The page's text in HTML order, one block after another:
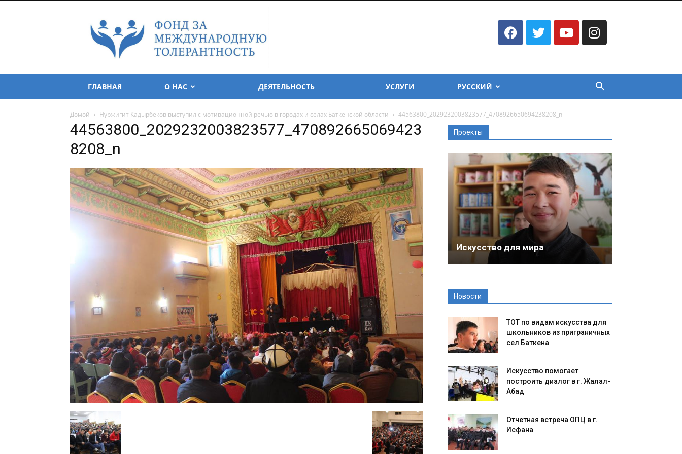
Foundation
for
Tolerance
International
ГЛАВНАЯ О НАС ДЕЯТЕЛЬНОСТЬ УСЛУГИ РУССКИЙ
Домой Нуржигит Кадырбеков выступил с мотивационной речью в городах и селах Баткенской области 44563800_2029232003823577_4708926650694238208_n
44563800_2029232003823577_470892665069423
8208_n
Проекты
Искусство для мира
Новости
ТОТ по видам искусства для
школьников из приграничных
сел Баткена
Искусство помогает
построить диалог в г. Жалал-
Абад
Отчетная встреча ОПЦ в г.
Исфана